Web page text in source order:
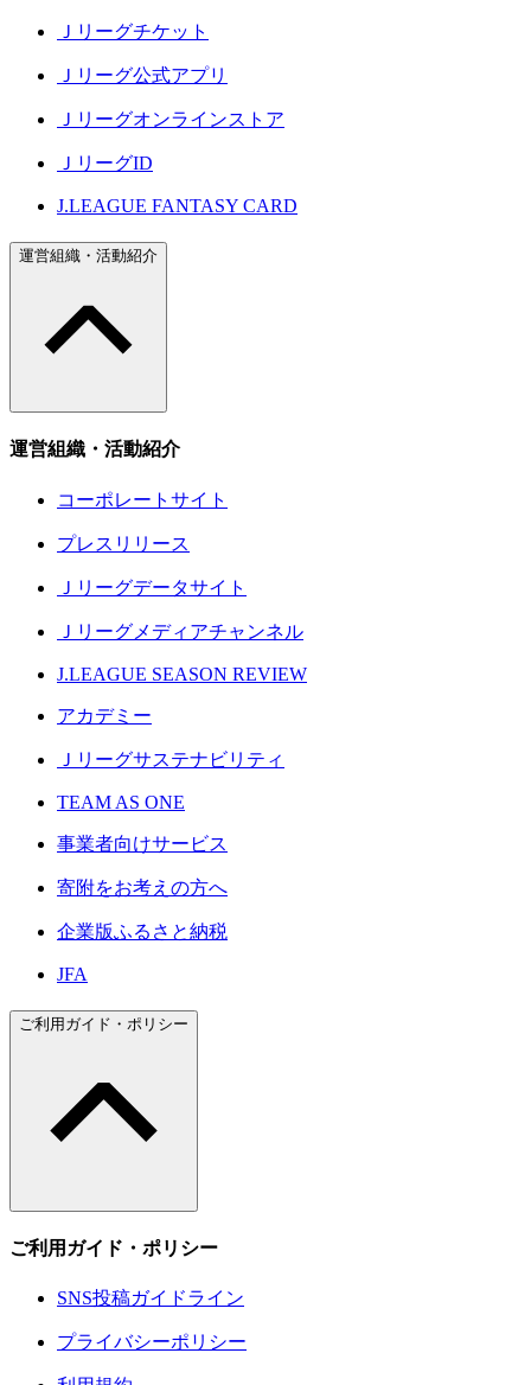
Ｊリーグチケット
Ｊリーグ公式アプリ
Ｊリーグオンラインストア
ＪリーグID
J.LEAGUE FANTASY CARD
運営組織・活動紹介
運営組織・活動紹介
コーポレートサイト
プレスリリース
Ｊリーグデータサイト
Ｊリーグメディアチャンネル
J.LEAGUE SEASON REVIEW
アカデミー
Ｊリーグサステナビリティ
TEAM AS ONE
事業者向けサービス
寄附をお考えの方へ
企業版ふるさと納税
JFA
ご利用ガイド・ポリシー
ご利用ガイド・ポリシー
SNS投稿ガイドライン
プライバシーポリシー